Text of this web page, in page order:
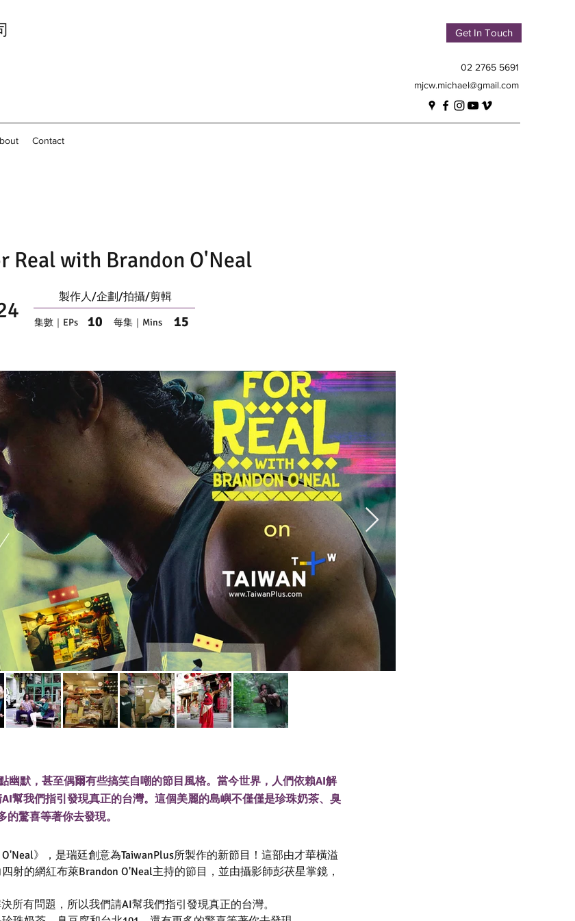
Get In Touch
02 2765 5691
mjcw.michael@gmail.com
Contact
Real with Brandon O'Neal
製作人/企劃/拍攝/剪輯
集數｜EPs 10 每集｜Mins 15
幽默，甚至偶爾有些搞笑自嘲的節目風格。當今世界，人們依賴AI解
幫我們指引發現真正的台灣。這個美麗的島嶼不僅僅是珍珠奶茶、臭
的驚喜等著你去發現。
O'Neal》，是瑞廷創意為TaiwanPlus所製作的新節目！這部由才華橫溢
射的網紅布萊Brandon O'Neal主持的節目，並由攝影師彭茯星掌鏡，
所有問題，所以我們請AI幫我們指引發現真正的台灣。